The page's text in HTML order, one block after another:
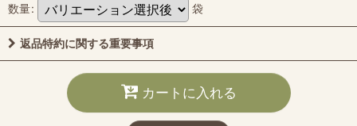
数量: 袋
返品特約に関する重要事項
カートに入れる